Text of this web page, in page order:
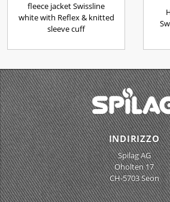
fleece jacket Swissline
white with Reflex & knitted
sleeve cuff
INDIRIZZO
Spilag AG
Oholten 17
CH-5703 Seon